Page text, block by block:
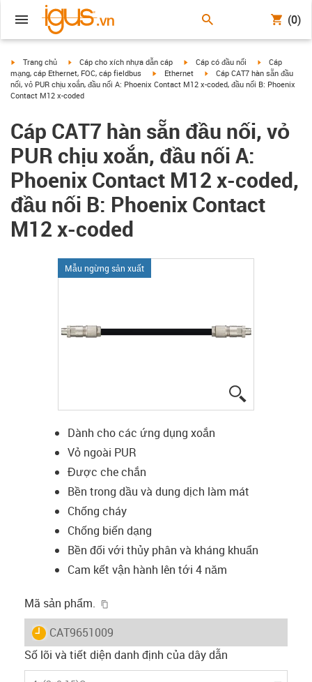
(0)
igus-icon-arrow-right
Trang chủ igus-icon-arrow-right
Cáp cho xích nhựa dẫn cáp igus-icon-arrow-right
Cáp có đầu nối igus-icon-
Cáp
mạng, cáp Ethernet, FOC, cáp fieldbus
igus-icon-arrow-right
Ethernet igus-icon-arrow-right
Cáp CAT7 hàn sẵn đầu
nối, vỏ PUR chịu xoắn, đầu nối A: Phoenix Contact M12 x-coded, đầu nối B: Phoenix
Contact M12 x-coded
Cáp CAT7 hàn sẵn đầu nối, vỏ
PUR chịu xoắn, đầu nối A:
Phoenix Contact M12 x-coded,
đầu nối B: Phoenix Contact
M12 x-coded
Mẫu ngừng sản xuất
Dành cho các ứng dụng xoắn
Vỏ ngoài PUR
Được che chắn
Bền trong dầu và dung dịch làm mát
Chống cháy
Chống biến dạng
Bền đối với thủy phân và kháng khuẩn
Cam kết vận hành lên tới 4 năm
Mã sản phẩm.
igus-icon-lieferzeit
CAT9651009
Số lõi và tiết diện danh định của dây dẫn